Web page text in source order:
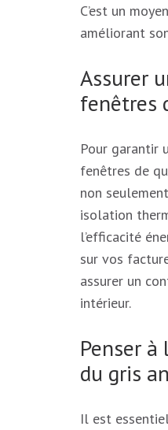
C’est un
améliorant
Assurer
fenêtres
Pour garantir
fenêtres de
non
isolation
l’efficacité
sur vos
assurer un
intérieur.
Penser
du gris
Il est